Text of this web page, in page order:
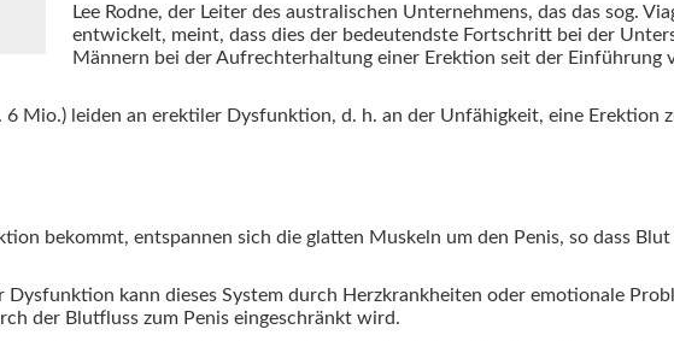
Lee Rodne, der Leiter des australischen Unternehmens, das das sog.
entwickelt, meint, dass dies der bedeutendste Fortschritt bei der
Männern bei der Aufrechterhaltung einer Erektion seit der Einführung
Mio.) leiden an erektiler Dysfunktion, d. h. an der Unfähigkeit, eine Erektion
bekommt, entspannen sich die glatten Muskeln um den Penis, so dass
Dysfunktion kann dieses System durch Herzkrankheiten oder emotionale
der Blutfluss zum Penis eingeschränkt wird.